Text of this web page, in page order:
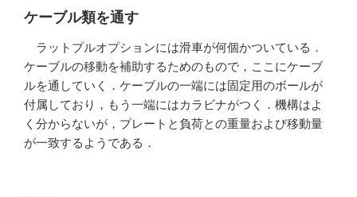
ケーブル類を通す
ラットプルオプションには滑車が何個かついている．
ケーブルの移動を補助するためのもので，ここにケーブ
ルを通していく．ケーブルの一端には固定用のボールが
付属しており，もう一端にはカラビナがつく．機構はよ
く分からないが，プレートと負荷との重量および移動量
が一致するようである．